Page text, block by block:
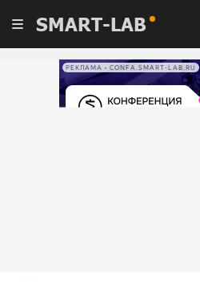
SMART-LAB
РЕКЛАМА • CONFA.SMART-LAB.RU